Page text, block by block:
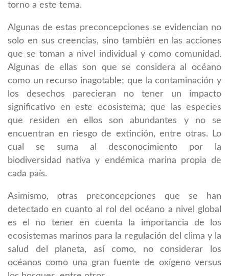
torno a este tema.
Algunas de estas preconcepciones se evidencian no
solo en sus creencias, sino también en las acciones
que se toman a nivel individual y como comunidad.
Algunas de ellas son que se considera al océano
como un recurso inagotable; que la contaminación y
los desechos parecieran no tener un impacto
significativo en este ecosistema; que las especies
que residen en ellos son abundantes y no se
encuentran en riesgo de extinción, entre otras. Lo
cual se suma al desconocimiento por la
biodiversidad nativa y endémica marina propia de
cada país.
Asimismo, otras preconcepciones que se han
detectado en cuanto al rol del océano a nivel global
es el no tener en cuenta la importancia de los
ecosistemas marinos para la regulación del clima y la
salud del planeta, así como, no considerar los
océanos como una gran fuente de oxígeno versus